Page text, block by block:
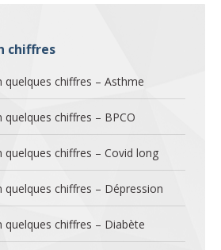
chiffres
chiffres – Asthme
chiffres – BPCO
chiffres – Covid long
chiffres – Dépression
chiffres – Diabète